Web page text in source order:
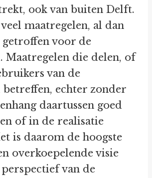
ook van buiten Delft.
maatregelen, al dan
voor de
Maatregelen die delen, of
van de
betreffen, echter zonder
daartussen goed
of in de realisatie
is daarom de hoogste
overkoepelende visie
van de